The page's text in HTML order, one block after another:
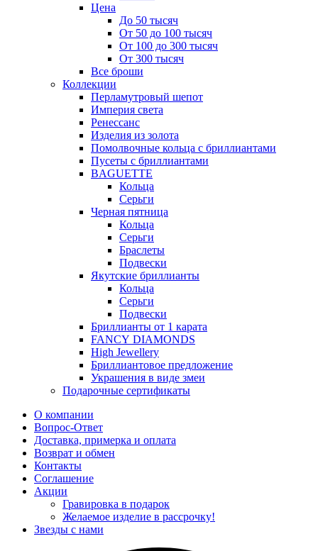
Цена
До 50 тысяч
От 50 до 100 тысяч
От 100 до 300 тысяч
От 300 тысяч
Все броши
Коллекции
Перламутровый шепот
Империя света
Ренессанс
Изделия из золота
Помолвочные кольца с бриллиантами
Пусеты с бриллиантами
BAGUETTE
Кольца
Серьги
Черная пятница
Кольца
Серьги
Браслеты
Подвески
Якутские бриллианты
Кольца
Серьги
Подвески
Бриллианты от 1 карата
FANCY DIAMONDS
High Jewellery
Бриллиантовое предложение
Украшения в виде змеи
Подарочные сертификаты
О компании
Вопрос-Ответ
Доставка, примерка и оплата
Возврат и обмен
Контакты
Соглашение
Акции
Гравировка в подарок
Желаемое изделие в рассрочку!
Звезды с нами